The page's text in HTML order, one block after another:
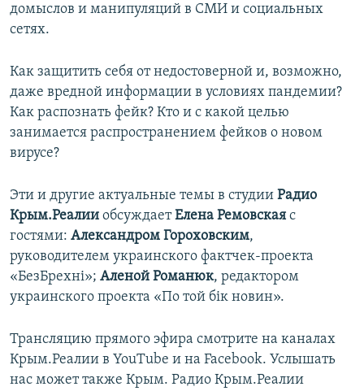
домыслов и манипуляций в СМИ и социальных
сетях.
Как защитить себя от недостоверной и, возможно,
даже вредной информации в условиях пандемии?
Как распознать фейк? Кто и с какой целью
занимается распространением фейков о новом
вирусе?
Эти и другие актуальные темы в студии Радио
Крым.Реалии обсуждаетЕлена Ремовская с
гостями: Александром Гороховским,
руководителем украинского фактчек-проекта
«БезБрехні»; Аленой Романюк, редактором
украинского проекта «По той бік новин».
Трансляцию прямого эфира смотрите на каналах
Крым.Реалии в YouTube и на Facebook. Услышать
нас может также Крым. Радио Крым.Реалии